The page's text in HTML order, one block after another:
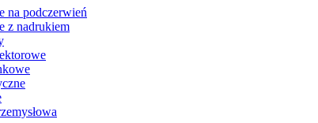
na podczerwień
z nadrukiem